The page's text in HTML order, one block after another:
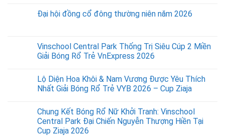
Đại hội đồng cổ đông thường niên năm 2026
Vinschool Central Park Thống Trị Siêu Cúp 2 Miền
Giải Bóng Rổ Trẻ VnExpress 2026
Lộ Diện Hoa Khôi & Nam Vương Được Yêu Thích
Nhất Giải Bóng Rổ Trẻ VYB 2026 – Cup Ziaja
Chung Kết Bóng Rổ Nữ Khởi Tranh: Vinschool
Central Park Đại Chiến Nguyễn Thượng Hiền Tại
Cup Ziaja 2026